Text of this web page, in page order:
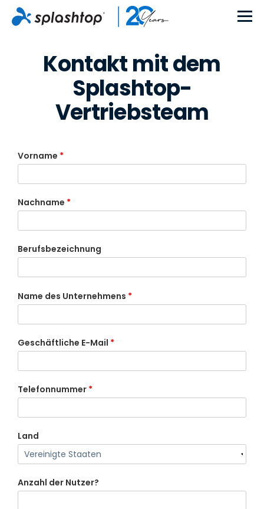
Kontakt mit dem
Splashtop-
Vertriebsteam
Vorname *
Nachname *
Berufsbezeichnung
Name des Unternehmens *
Geschäftliche E-Mail *
Telefonnummer *
Land
Anzahl der Nutzer?